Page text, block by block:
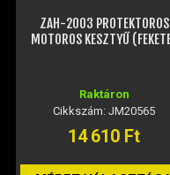
S100 SISAKBÉLÉS TISZTÍTÓ
(300ML)
Raktáron
Cikkszám: JM24889
7 130 Ft